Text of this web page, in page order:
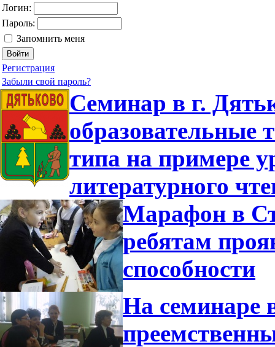
Логин:
Пароль:
Запомнить меня
Регистрация
Забыли свой пароль?
Семинар в г.
образовательные
типа на примере
литературного
Марафон в
ребятам
способности
На семинаре